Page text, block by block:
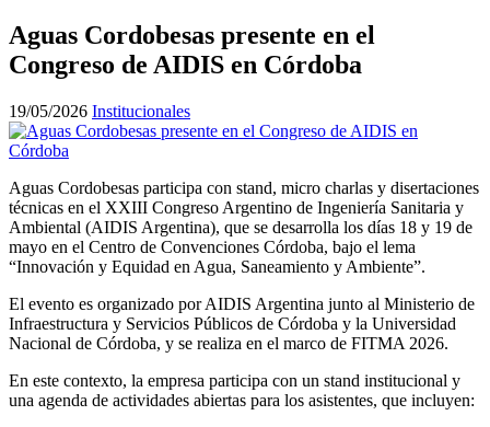
Aguas Cordobesas presente en el
Congreso de AIDIS en Córdoba
19/05/2026 Institucionales
Aguas Cordobesas participa con stand, micro charlas y disertaciones
técnicas en el XXIII Congreso Argentino de Ingeniería Sanitaria y
Ambiental (AIDIS Argentina), que se desarrolla los días 18 y 19 de
mayo en el Centro de Convenciones Córdoba, bajo el lema
“Innovación y Equidad en Agua, Saneamiento y Ambiente”.
El evento es organizado por AIDIS Argentina junto al Ministerio de
Infraestructura y Servicios Públicos de Córdoba y la Universidad
Nacional de Córdoba, y se realiza en el marco de FITMA 2026.
En este contexto, la empresa participa con un stand institucional y
una agenda de actividades abiertas para los asistentes, que incluyen: